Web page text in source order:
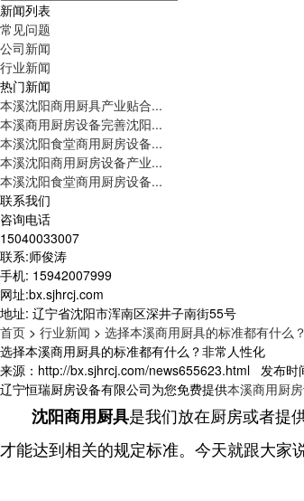
新闻列表
常见问题
公司新闻
行业新闻
热门新闻
本溪沈阳商用厨具产业贴合...
本溪商用厨房设备完善沈阳...
本溪沈阳食堂商用厨房设备...
本溪沈阳商用厨房设备产业...
本溪沈阳食堂商用厨房设备...
联系我们
咨询电话
15040033007
联系:师俊涛
手机: 15942007999
网址:bx.sjhrcj.com
地址: 辽宁省沈阳市浑南区深井子南街55号
首页 > 行业新闻 > 选择本溪商用厨具的标准都有什么
选择本溪商用厨具的标准都有什么？非常人性化
来源：http://bx.sjhrcj.com/news655623.html 发布时
辽宁恒瑞厨房设备有限公司为您免费提供本溪商用厨
沈阳商用厨具是我们放在厨房或者提
才能达到相关的规定标准。今天就跟大家